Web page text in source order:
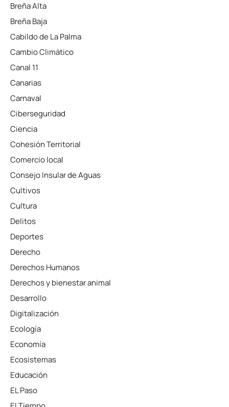
Breña Alta
Breña Baja
Cabildo de La Palma
Cambio Climático
Canal 11
Canarias
Carnaval
Ciberseguridad
Ciencia
Cohesión Territorial
Comercio local
Consejo Insular de Aguas
Cultivos
Cultura
Delitos
Deportes
Derecho
Derechos Humanos
Derechos y bienestar animal
Desarrollo
Digitalización
Ecología
Economía
Ecosistemas
Educación
EL Paso